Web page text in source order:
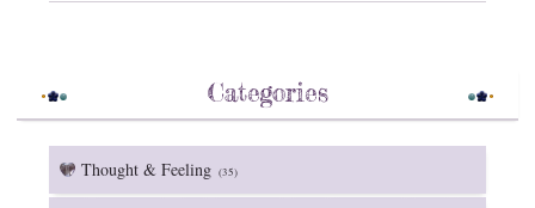
Categories
Thought & Feeling (35)